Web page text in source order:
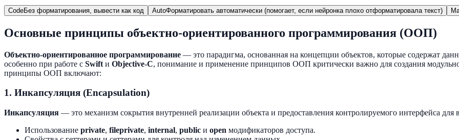
CodeБез форматирования, вывести как код AutoФорматировать автоматически (помогает, если нейронка плохо отформатировала текст)
Основные принципы объектно-ориентированного программирования (ООП)
Объектно-ориентированное программирование — это парадигма, основанная на концепции объектов, которые содержат
особенно при работе с Swift и Objective-C, понимание и применение принципов ООП критически важно для создания
принципы ООП включают:
1. Инкапсуляция (Encapsulation)
Инкапсуляция — это механизм сокрытия внутренней реализации объекта и предоставления контролируемого интерфейса для
Использование private, fileprivate, internal, public и open модификаторов доступа.